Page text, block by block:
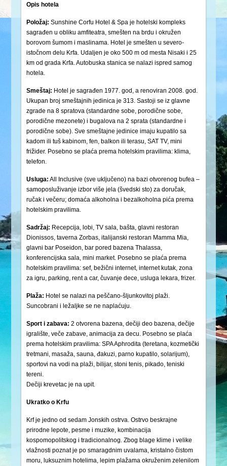
Opis hotela
Položaj: Sunshine Corfu Hotel & Spa je hotelski kompleks
sagrađen u obliku amfiteatra, smešten na brdu i okružen
borovom šumom i maslinama. Hotel je smešten u severo-
istočnom delu Krfa. Udaljen je oko 500 m od mesta Nisaki i 25
km od grada Krfa. Autobuska stanica se nalazi ispred samog
hotela.
Smeštaj: Hotel je sagrađen 1977. god, a renoviran 2008. god.
Ukupan broj smeštajnih jedinica je 313. Sastoji se iz glavne
zgrade na 8 spratova (standardne sobe, porodične sobe,
porodične mezonete) i bugalova na 2 sprata (standardne i
porodične sobe). Sve smeštajne jedinice imaju kupatilo sa
kadom ili tuš kabinom, fen, balkon ili terasu, SAT TV, mini
frižider. Posebno se plaća prema hotelskim pravilima: klima,
telefon.
Usluga: All Inclusive (sve uključeno) na bazi otvorenog bufea –
samoposluživanje izbor više jela (švedski sto) za doručak,
ručak i večeru; domaća alkoholna i bezalkoholna pića prema
hotelskim pravilima.
Sadržaj: Recepcija, lobi, TV sala, bašta, glavni restoran
Dionissos, taverna Zorbas, italijanski restoran Mamma Mia,
glavni bar Poseidon, bar pored bazena Thalassa,
konferencijska sala, mini market. Posebno se plaća prema
hotelskim pravilima: sef, bežični internet, internet kutak, zona
za igru, parking, rent a car, čuvanje dece, usluga lekara, frizer.
Plaža: Hotel se nalazi na peščano-šljunkovitoj plaži.
Suncobrani i ležaljke se ne naplaćuju.
Sport i zabava: 2 otvorena bazena, dečiji deo bazena, dečije
igralište, veče zabave, animacija za decu. Posebno se plaća
prema hotelskim pravilima: SPA Aphrodita (teretana, kozmetički
tretmani, masaža, sauna, đakuzi, parno kupatilo, solarijum),
sportovi na vodi na plaži, bilijar, stoni tenis, pikado, teniski
tereni.
Dečiji krevetac je na upit.
Ukratko o Krfu
Krf je jedno od sedam Jonskih ostrva. Ostrvo beskrajne
prirodne lepote, pesme i muzike, kombinacija
kospomopolitskog i tradicionalnog. Zbog blage klime i velike
vlažnosti poznat je po smaragdnim uvalama, kristalno čistom
moru, luksuznim hotelima, lepim plažama okruženim zelenilom